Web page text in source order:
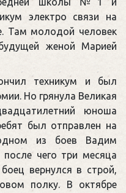
электро связи на
Там молодой человек
женой Марией
техникум и был
Но грянула Великая
юноша
был отправлен на
из боев Вадим
чего три месяца
вернулся в строй,
полку. В октябре